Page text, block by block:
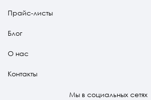
Прайс-листы
Блог
О нас
Контакты
Мы в социальных сетях